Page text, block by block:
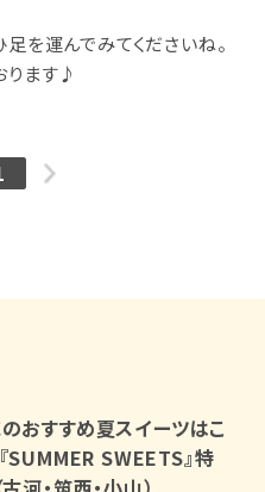
を運んでみてくださいね。
ります♪
おすすめ夏スイーツはこ
SUMMER SWEETS』特